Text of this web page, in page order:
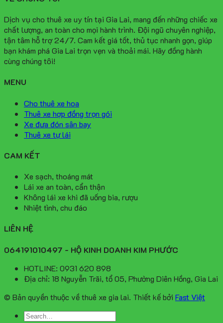
Dịch vụ cho thuê xe uy tín tại Gia Lai, mang đến những chiếc xe
chất lượng, an toàn cho mọi hành trình. Đội ngũ chuyên nghiệp,
tận tâm hỗ trợ 24/7. Cam kết giá tốt, thủ tục nhanh gọn, giúp
bạn khám phá Gia Lai trọn vẹn và thoải mái. Hãy đồng hành
cùng chúng tôi!
MENU
Cho thuê xe hoa
Thuê xe hợp đồng trọn gói
Xe đưa đón sân bay
Thuê xe tự lái
CAM KẾT
Xe sạch, thoáng mát
Lái xe an toàn, cẩn thận
Không lái xe khi đã uống bia, rượu
Nhiệt tình, chu đáo
LIÊN HỆ
064191010497 - HỘ KINH DOANH KIM PHƯỚC
HOTLINE: 0931 620 898
Địa chỉ: 18 Nguyễn Trãi, tổ 05, Phường Diên Hồng, Gia Lai
© Bản quyền thuộc về thuê xe gia lai. Thiết kế bởi Fast Việt